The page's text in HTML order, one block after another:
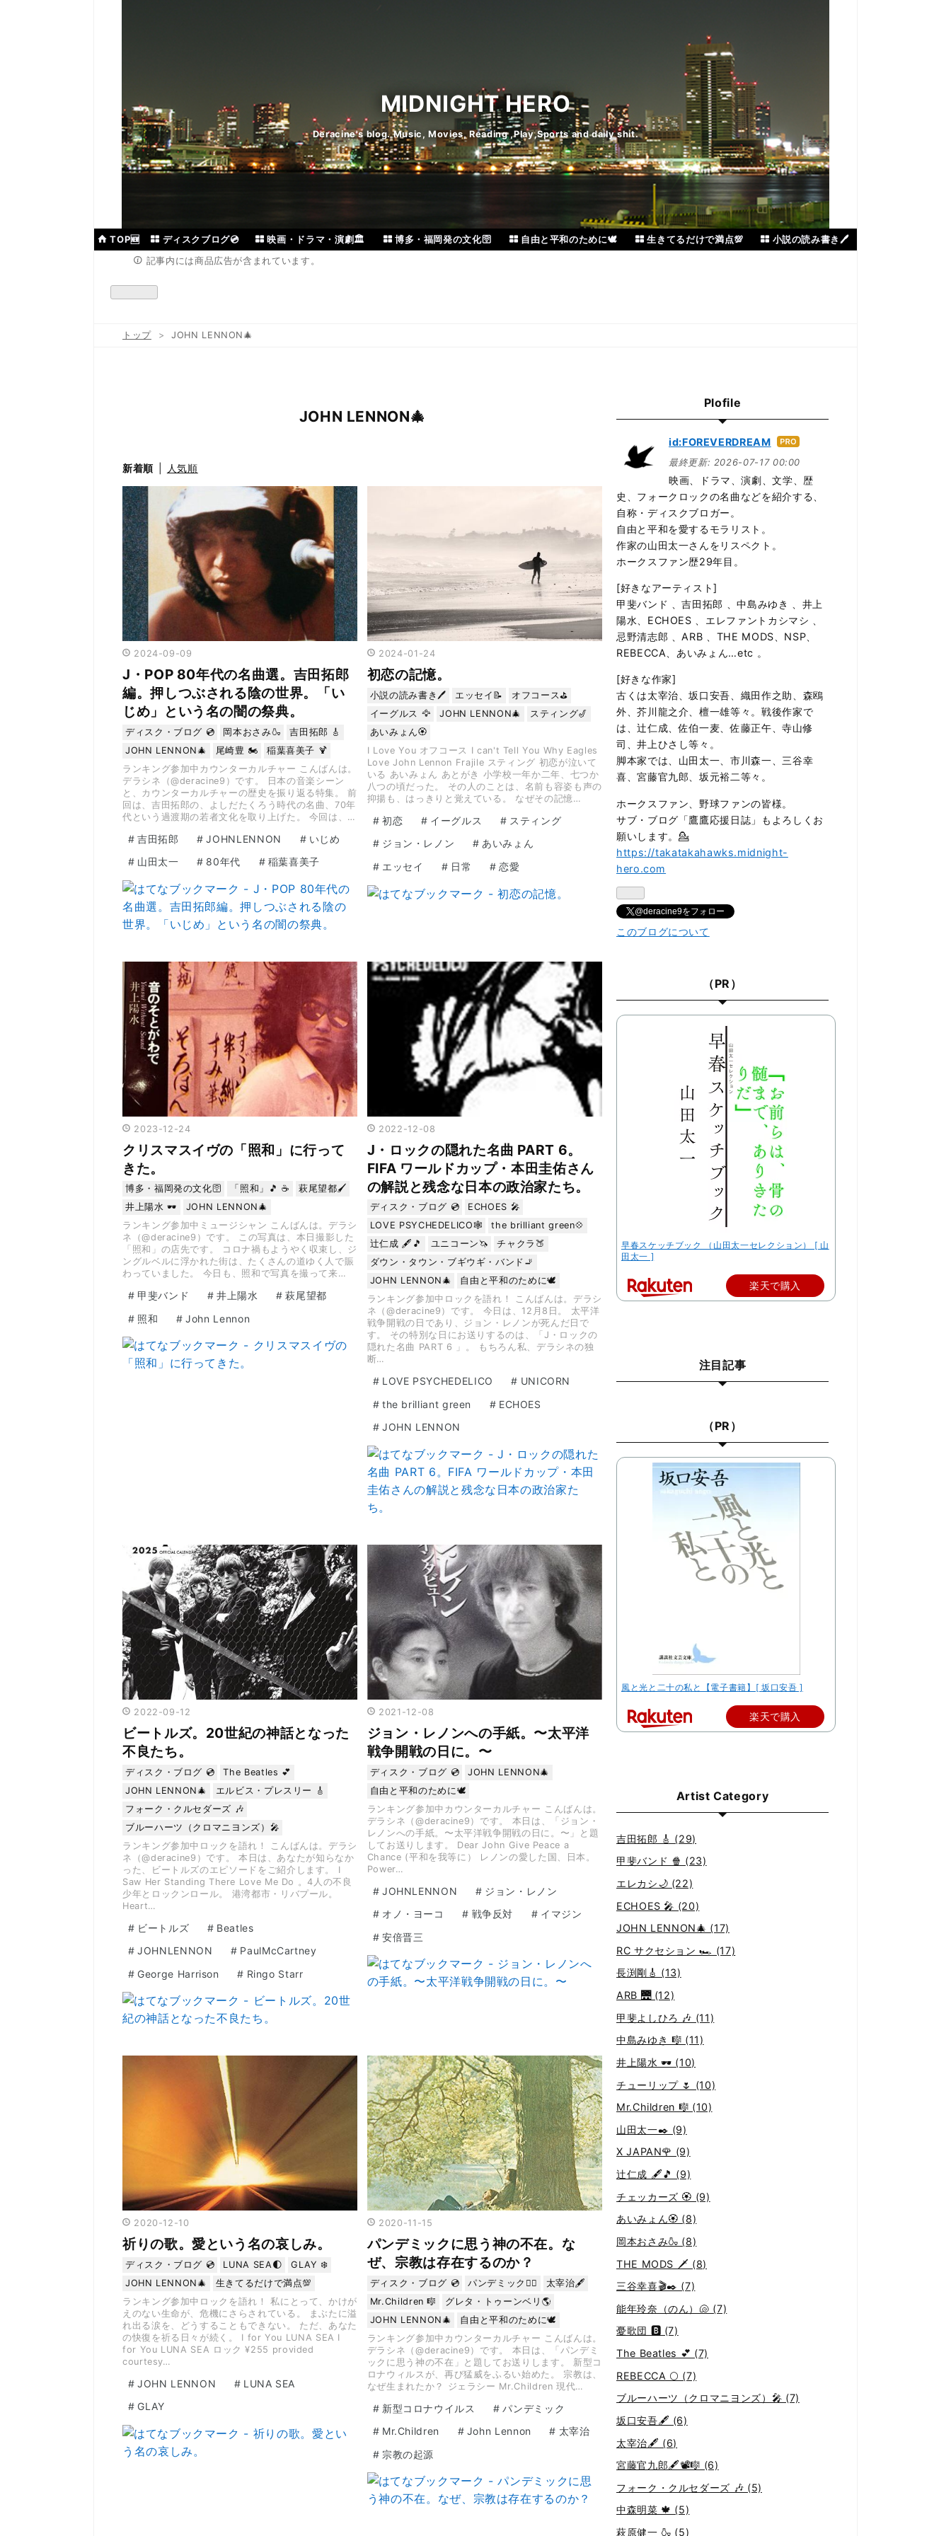
MIDNIGHT HERO
Deracine's blog. Music, Movies, Reading ,Play,Sports and daily shit.
TOP🆕 ディスクブログ💿 映画・ドラマ・演劇🏛️ 博多・福岡発の文化🛜 自由と平和のために🕊️ 生きてるだけで満点💯
小説の読み書き🖊️
記事内には商品広告が含まれています。
トップ > JOHN LENNON🎄
JOHN LENNON🎄
新着順 人気順
2024-09 -09
J・POP 80年代の名曲選。吉田拓郎
編。押しつぶされる陰の世界。「い
じめ」という名の闇の祭典。
ディスク・ブログ 💿 岡本おさみ🍶
吉田拓郎 🎸
JOHN LENNON🎄
尾崎豊 🏍
稲葉喜美子 🍹
ランキング参加中カウンターカルチャー こんばんは。
デラシネ（@deracine9）です。 日本の音楽シーン
と、カウンターカルチャーの歴史を振り返る特集。 前
回は、吉田拓郎の、よしだたくろう時代の名曲、70年
代という過渡期の若者文化を取り上げた。 今回は、…
# 吉田拓郎 # JOHNLENNON # いじめ
# 山田太一 # 80年代 # 稲葉喜美子
2024-01 -24
初恋の記憶。
小説の読み書き🖊️ エッセイ📝
オフコース⛳️
イーグルス 🦅
JOHN LENNON🎄
スティング🎷
あいみょん🏵️
I Love You オフコース I can't Tell You Why Eagles
Love John Lennon Frajile スティング 初恋が泣いて
いる あいみょん あとがき 小学校一年か二年、七つか
八つの頃だった。 その人のことは、名前も容姿も声の
抑揚も、はっきりと覚えている。 なぜその記憶…
# 初恋 # イーグルス # スティング
# ジョン・レノン # あいみょん
# エッセイ # 日常 # 恋愛
2023 -12 -24
クリスマスイヴの「照和」に行って
きた。
博多・福岡発の文化🛜 「照和」🎵 ☕️
萩尾望都🖌️
井上陽水 🕶
JOHN LENNON🎄
ランキング参加中ミュージシャン こんばんは。デラシ
ネ（@deracine9）です。 この写真は、本日撮影した
「照和」の店先です。 コロナ禍もようやく収束し、ジ
ングルベルに浮かれた街は、たくさんの道ゆく人で賑
わっていました。 今日も、照和で写真を撮って来…
# 甲斐バンド # 井上陽水 # 萩尾望都
# 照和 # John Lennon
2022 -12 -08
J・ロックの隠れた名曲 PART 6。
FIFA ワールドカップ・本田圭佑さん
の解説と残念な日本の政治家たち。
ディスク・ブログ 💿
ECHOES 🎤
LOVE PSYCHEDELICO🕸
the brilliant green💠
辻仁成 🖋🎵
ユニコーン🦄
チャクラ🍑
ダウン・タウン・ブギウギ・バンド🚬
JOHN LENNON🎄
自由と平和のために🕊️
ランキング参加中ロックを語れ！ こんばんは。デラシ
ネ（@deracine9）です。 今日は、12月8日。 太平洋
戦争開戦の日であり、ジョン・レノンが死んだ日で
す。 その特別な日にお送りするのは、「J・ロックの
隠れた名曲 PART 6 」。 もちろん私、デラシネの独
断…
# LOVE PSYCHEDELICO # UNICORN
# the brilliant green # ECHOES
# JOHN LENNON
2022 -09 -12
ビートルズ。20世紀の神話となった
不良たち。
ディスク・ブログ 💿
The Beatles 💕
JOHN LENNON🎄
エルビス・プレスリー 🎸
フォーク・クルセダーズ 🎶
ブルーハーツ（クロマニヨンズ）🎤
ランキング参加中ロックを語れ！ こんばんは。デラシ
ネ（@deracine9）です。 本日は、あなたが知らなか
った、ビートルズのエピソードをご紹介します。 I
Saw Her Standing There Love Me Do 。4人の不良
少年とロックンロール。 港湾都市・リバプール。
Heart…
# ビートルズ # Beatles
# JOHNLENNON # PaulMcCartney
# George Harrison # Ringo Starr
2021 -12 -08
ジョン・レノンへの手紙。〜太平洋
戦争開戦の日に。〜
ディスク・ブログ 💿
JOHN LENNON🎄
自由と平和のために🕊️
ランキング参加中カウンターカルチャー こんばんは。
デラシネ（@deracine9）です。 本日は、「ジョン・
レノンへの手紙。〜太平洋戦争開戦の日に。〜」と題
してお送りします。 Dear John Give Peace a
Chance (平和を我等に） レノンの愛した国、日本。
Power…
# JOHNLENNON # ジョン・レノン
# オノ・ヨーコ # 戦争反対 # イマジン
# 安倍晋三
2020 -12 -10
祈りの歌。愛という名の哀しみ。
ディスク・ブログ 💿 LUNA SEA🌓
GLAY ❄️
JOHN LENNON🎄
生きてるだけで満点💯
ランキング参加中ロックを語れ！ 私にとって、かけが
えのない生命が、危機にさらされている。 まぶたに溢
れ出る涙を、どうすることもできない。 ただ、あなた
の快復を祈る日々が続く。 I for You LUNA SEA I
for You LUNA SEA ロック ¥255 provided
courtesy…
# JOHN LENNON # LUNA SEA
# GLAY
2020 -11 -15
パンデミックに思う神の不在。な
ぜ、宗教は存在するのか？
ディスク・ブログ 💿 パンデミック🏴‍☠️
太宰治🖋
Mr.Children 🎼
グレタ・トゥーンベリ🌎
JOHN LENNON🎄
自由と平和のために🕊️
ランキング参加中カウンターカルチャー こんばんは。
デラシネ（@deracine9）です。 本日は、「パンデミ
ックに思う神の不在」と題してお送りします。 新型コ
ロナウィルスが、再び猛威をふるい始めた。 宗教は、
なぜ生まれたか？ ジェラシー Mr.Children 現代…
# 新型コロナウイルス # パンデミック
# Mr.Children # John Lennon # 太宰治
# 宗教の起源
Plofile
id:FOREVERDREAM はて
なブ
ログ
Pro
最終更新: 2026-07-17 00:00
映画、ドラマ、演劇、文学、歴
史、フォークロックの名曲などを紹介する、
自称・ディスクブロガー。
自由と平和を愛するモラリスト。
作家の山田太一さんをリスペクト。
ホークスファン歴29年目。
[好きなアーティスト]
甲斐バンド 、吉田拓郎 、中島みゆき 、井上
陽水、ECHOES 、エレファントカシマシ 、
忌野清志郎 、ARB 、THE MODS、NSP、
REBECCA、あいみょん…etc 。
[好きな作家]
古くは太宰治、坂口安吾、織田作之助、森鴎
外、芥川龍之介、檀一雄等々。戦後作家で
は、辻仁成、佐伯一麦、佐藤正午、寺山修
司、井上ひさし等々。
脚本家では、山田太一、市川森一、三谷幸
喜、宮藤官九郎、坂元裕二等々。
ホークスファン、野球ファンの皆様。
サブ・ブログ「鷹鷹応援日誌」もよろしくお
願いします。💁
https://takatakahawks.midnight-
hero.com
@deracine9をフォロー
このブログについて
（PR）
早春スケッチブック （山田太一セレクション） [ 山
田太一 ]
楽天で購入
注目記事
（PR）
風と光と二十の私と【電子書籍】[ 坂口安吾 ]
楽天で購入
Artist Category
吉田拓郎 🎸 (29)
甲斐バンド 🍿 (23)
エレカシ🌙 (22)
ECHOES 🎤 (20)
JOHN LENNON🎄 (17)
RC サクセション 🏎 (17)
長渕剛🎸 (13)
ARB 🌉 (12)
甲斐よしひろ 🎶 (11)
中島みゆき 🎼 (11)
井上陽水 🕶 (10)
チューリップ 🌷 (10)
Mr.Children 🎼 (10)
山田太一✒️ (9)
X JAPAN🌹 (9)
辻仁成 🖋🎵 (9)
チェッカーズ 🏵 (9)
あいみょん🏵️ (8)
岡本おさみ🍶 (8)
THE MODS 🗡 (8)
三谷幸喜🎬✒️ (7)
能年玲奈（のん）🐚 (7)
憂歌団 🅱️ (7)
The Beatles 💕 (7)
REBECCA 🌕 (7)
ブルーハーツ（クロマニヨンズ）🎤 (7)
坂口安吾🖋 (6)
太宰治🖋 (6)
宮藤官九郎🖋📽🎼 (6)
フォーク・クルセダーズ 🎶 (5)
中森明菜 🍁 (5)
萩原健一 🍶 (5)